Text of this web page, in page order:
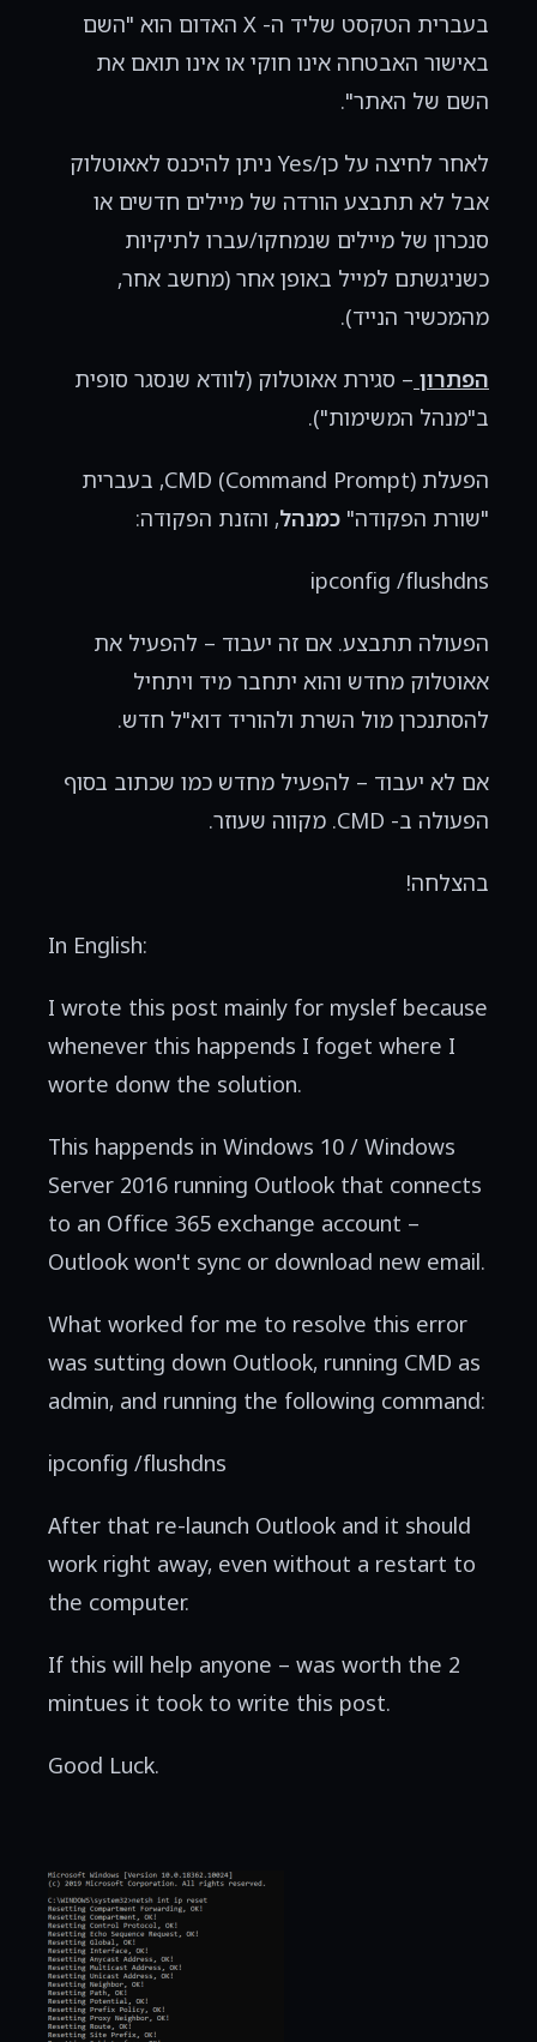
בעברית הטקסט שליד ה- X האדום הוא "השם
באישור האבטחה אינו חוקי או אינו תואם את
השם של האתר".
לאחר לחיצה על כן/Yes ניתן להיכנס לאאוטלוק
אבל לא תתבצע הורדה של מיילים חדשים או
סנכרון של מיילים שנמחקו/עברו לתיקיות
כשניגשתם למייל באופן אחר (מחשב אחר,
מהמכשיר הנייד).
הפתרון – סגירת אאוטלוק (לוודא שנסגר סופית
ב"מנהל המשימות").
הפעלת CMD (Command Prompt), בעברית
"שורת הפקודה" כמנהל, והזנת הפקודה:
ipconfig /flushdns
הפעולה תתבצע. אם זה יעבוד – להפעיל את
אאוטלוק מחדש והוא יתחבר מיד ויתחיל
להסתנכרן מול השרת ולהוריד דוא"ל חדש.
אם לא יעבוד – להפעיל מחדש כמו שכתוב בסוף
הפעולה ב- CMD. מקווה שעוזר.
בהצלחה!
In English:
I wrote this post mainly for myslef because
whenever this happends I foget where I
worte donw the solution.
This happends in Windows 10 / Windows
Server 2016 running Outlook that connects
to an Office 365 exchange account –
Outlook won't sync or download new email.
What worked for me to resolve this error
was sutting down Outlook, running CMD as
admin, and running the following command:
ipconfig /flushdns
After that re-launch Outlook and it should
work right away, even without a restart to
the computer.
If this will help anyone – was worth the 2
mintues it took to write this post.
Good Luck.